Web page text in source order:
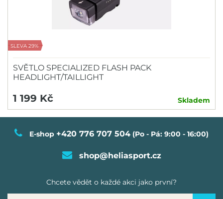
SLEVA 29%
SVĚTLO SPECIALIZED FLASH PACK
HEADLIGHT/TAILLIGHT
1 199 Kč Skladem
E-shop +420 776 707 504 (Po - Pá: 9:00 - 16:00)
shop@heliasport.cz
Chcete vědět o každé akci jako první?